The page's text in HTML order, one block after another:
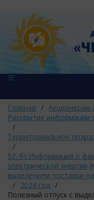
Главная / Акционерам
Раскрытие информации
/
Территориальное
/
52. б) Информация о
электрической
выделением поставки
/ 2024 год /
Полезный отпуск с